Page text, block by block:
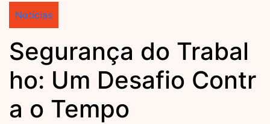
Notícias
Segurança do Trabal
ho: Um Desafio Contr
a o Tempo